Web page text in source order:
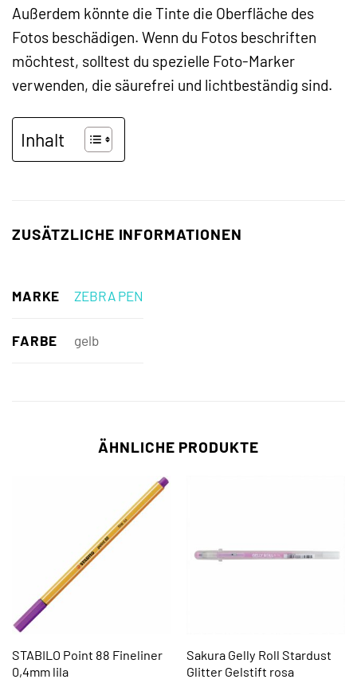
Außerdem könnte die Tinte die Oberfläche des
Fotos beschädigen. Wenn du Fotos beschriften
möchtest, solltest du spezielle Foto-Marker
verwenden, die säurefrei und lichtbeständig sind.
Inhalt
ZUSÄTZLICHE INFORMATIONEN
MARKE ZEBRA PEN
FARBE gelb
ÄHNLICHE PRODUKTE
STABILO Point 88 Fineliner
0,4mm lila
Sakura Gelly Roll Stardust
Glitter Gelstift rosa